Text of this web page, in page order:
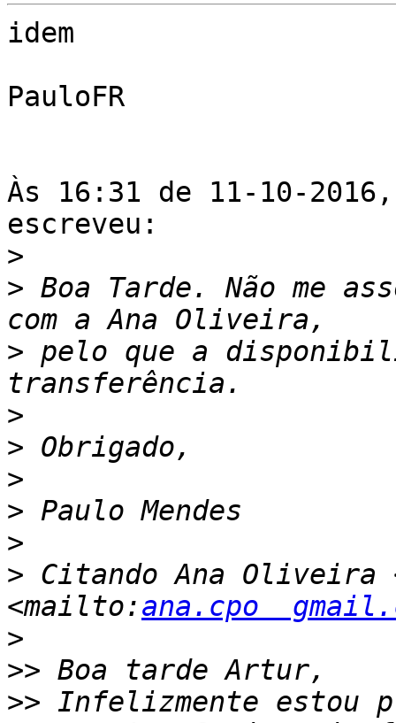
idem
PauloFR
Às 16:31 de 11-10-
escreveu:
>
> Boa Tarde. Não me
> pelo que a
>
>
>
>
>
> Citando Ana Oliveira
<mailto:ana.cpo
>
>>
>> Infelizmente estou